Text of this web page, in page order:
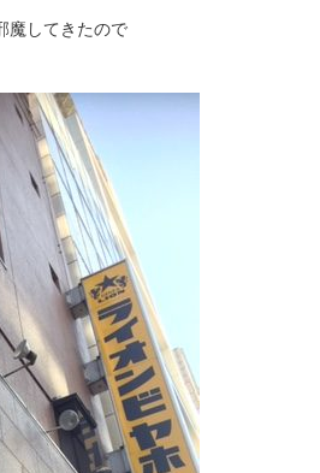
魔してきたので